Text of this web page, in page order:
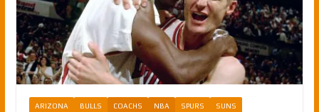
ARIZONA BULLS COACHS NBA SPURS SUNS